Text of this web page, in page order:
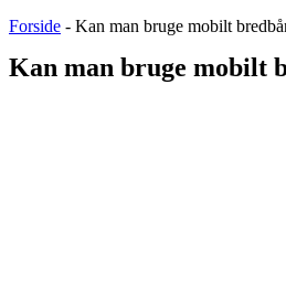
Forside - Kan man bruge mobilt
Kan man bruge mobilt